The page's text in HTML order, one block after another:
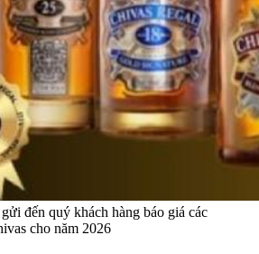
đến quý khách hàng báo giá các
cho năm 2026